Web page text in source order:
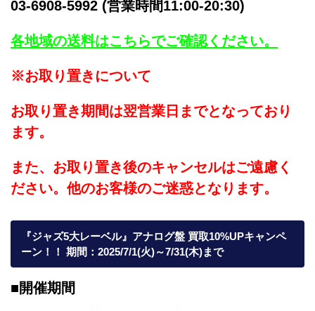
03-6908-5992 (営業時間11:00-20:30)
各地域の送料はこちらでご確認ください。
※お取り置きについて
お取り置き期間は翌営業日までとなっており
ます。
また、お取り置き後のキャンセルはご遠慮く
ださい。他のお客様のご迷惑となります。
『ジャズ5大レーベル』アナログ盤 買取10%UPキャンペ
ーン！！ 期間：2025/7/1(火)～7/31(木)まで
■開催期間